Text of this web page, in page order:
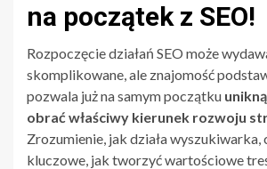
na początek z SEO!
Rozpoczęcie działań SEO może
skomplikowane, ale znajomość
pozwala już na samym początku
obrać właściwy kierunek rozwoju
Zrozumienie, jak działa wyszukiwarka,
kluczowe, jak tworzyć wartościowe